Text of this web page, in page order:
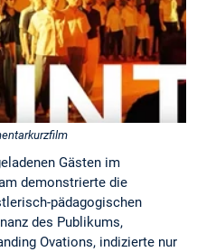
Gästen im
demonstrierte die
pädagogischen
des Publikums,
Ovations, indizierte nur